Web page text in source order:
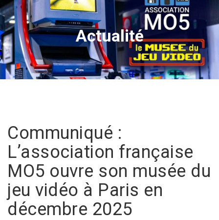
Actualité
Communiqué :
L’association française
MO5 ouvre son musée du
jeu vidéo à Paris en
décembre 2025